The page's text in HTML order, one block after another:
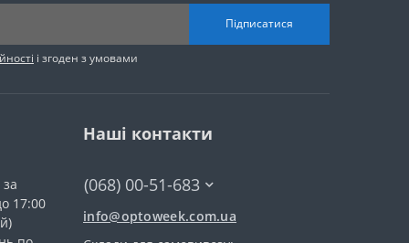
Підписатися
і згоден з умовами
17:00
Наші контакти
(068) 00-51-683
info@optoweek.com.ua